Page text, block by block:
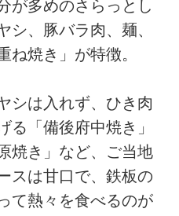
が多めのさらっとし
シ、豚バラ肉、麺、
ね焼き」が特徴。
シは入れず、ひき肉
る「備後府中焼き」
焼き」など、ご当地
スは甘口で、鉄板の
て熱々を食べるのが